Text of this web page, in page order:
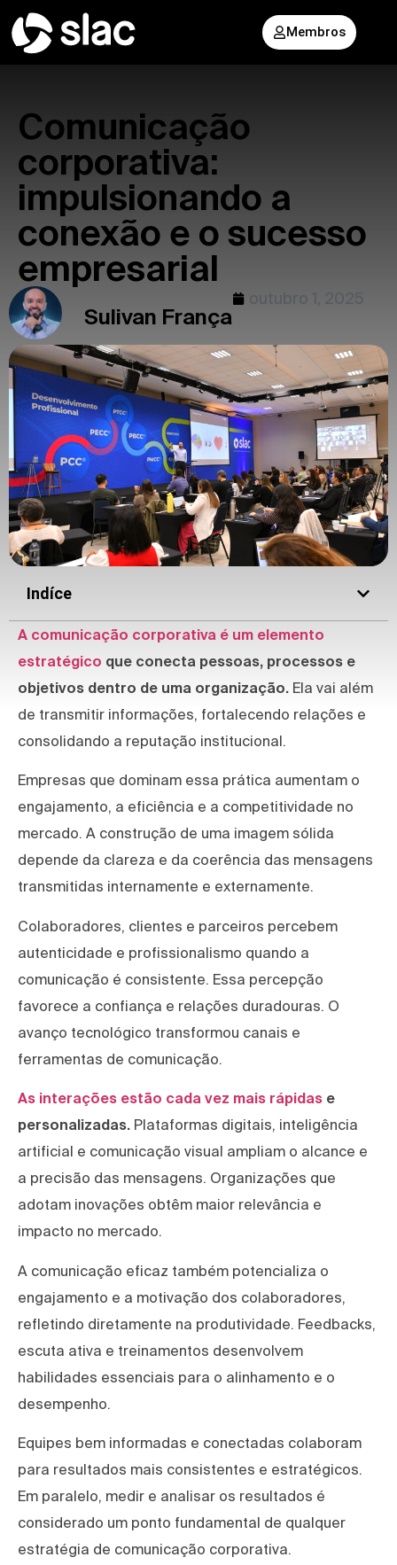
Membros
Comunicação
corporativa:
impulsionando a
conexão e o sucesso
empresarial
Sulivan França
outubro 1, 2025
Indíce
A comunicação corporativa é um elemento
estratégico que conecta pessoas, processos e
objetivos dentro de uma organização. Ela vai além
de transmitir informações, fortalecendo relações e
consolidando a reputação institucional.
Empresas que dominam essa prática aumentam o
engajamento, a eficiência e a competitividade no
mercado. A construção de uma imagem sólida
depende da clareza e da coerência das mensagens
transmitidas internamente e externamente.
Colaboradores, clientes e parceiros percebem
autenticidade e profissionalismo quando a
comunicação é consistente. Essa percepção
favorece a confiança e relações duradouras. O
avanço tecnológico transformou canais e
ferramentas de comunicação.
As interações estão cada vez mais rápidas e
personalizadas. Plataformas digitais, inteligência
artificial e comunicação visual ampliam o alcance e
a precisão das mensagens. Organizações que
adotam inovações obtêm maior relevância e
impacto no mercado.
A comunicação eficaz também potencializa o
engajamento e a motivação dos colaboradores,
refletindo diretamente na produtividade. Feedbacks,
escuta ativa e treinamentos desenvolvem
habilidades essenciais para o alinhamento e o
desempenho.
Equipes bem informadas e conectadas colaboram
para resultados mais consistentes e estratégicos.
Em paralelo, medir e analisar os resultados é
considerado um ponto fundamental de qualquer
estratégia de comunicação corporativa.